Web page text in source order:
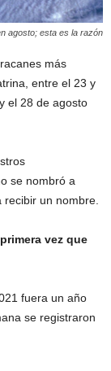
agosto; esta es la razón
más
entre el 23 y
el 28 de agosto
se nombró a
un nombre.
vez que
fuera un año
se registraron